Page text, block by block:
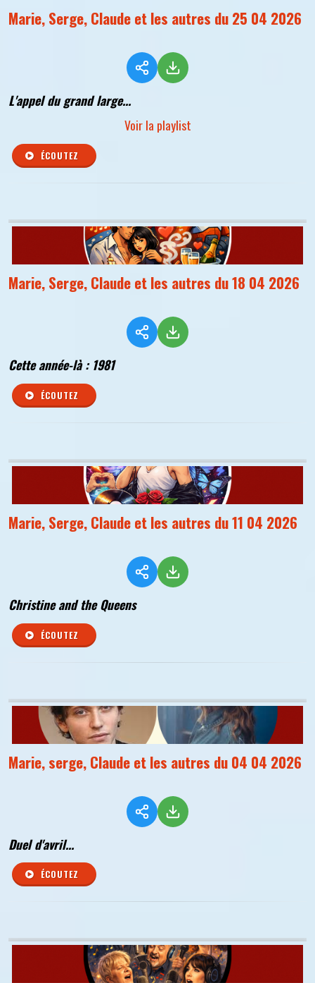
Marie, Serge, Claude et les autres du 25 04 2026
L'appel du grand large...
Voir la playlist
ÉCOUTEZ
Marie, Serge, Claude et les autres du 18 04 2026
Cette année-là : 1981
ÉCOUTEZ
Marie, Serge, Claude et les autres du 11 04 2026
Christine and the Queens
ÉCOUTEZ
Marie, serge, Claude et les autres du 04 04 2026
Duel d'avril...
ÉCOUTEZ